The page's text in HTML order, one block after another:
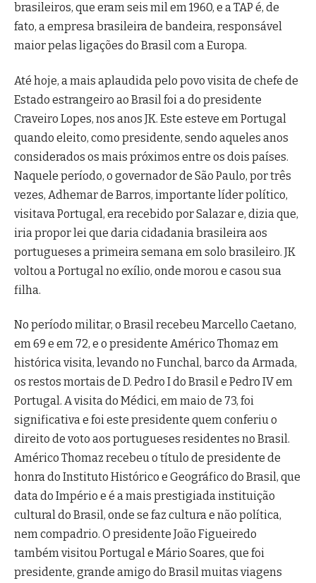
brasileiros, que eram seis mil em 1960, e a TAP é, de
fato, a empresa brasileira de bandeira, responsável
maior pelas ligações do Brasil com a Europa.
Até hoje, a mais aplaudida pelo povo visita de chefe de
Estado estrangeiro ao Brasil foi a do presidente
Craveiro Lopes, nos anos JK. Este esteve em Portugal
quando eleito, como presidente, sendo aqueles anos
considerados os mais próximos entre os dois países.
Naquele período, o governador de São Paulo, por três
vezes, Adhemar de Barros, importante líder político,
visitava Portugal, era recebido por Salazar e, dizia que,
iria propor lei que daria cidadania brasileira aos
portugueses a primeira semana em solo brasileiro. JK
voltou a Portugal no exílio, onde morou e casou sua
filha.
No período militar, o Brasil recebeu Marcello Caetano,
em 69 e em 72, e o presidente Américo Thomaz em
histórica visita, levando no Funchal, barco da Armada,
os restos mortais de D. Pedro I do Brasil e Pedro IV em
Portugal. A visita do Médici, em maio de 73, foi
significativa e foi este presidente quem conferiu o
direito de voto aos portugueses residentes no Brasil.
Américo Thomaz recebeu o título de presidente de
honra do Instituto Histórico e Geográfico do Brasil, que
data do Império e é a mais prestigiada instituição
cultural do Brasil, onde se faz cultura e não política,
nem compadrio. O presidente João Figueiredo
também visitou Portugal e Mário Soares, que foi
presidente, grande amigo do Brasil muitas viagens